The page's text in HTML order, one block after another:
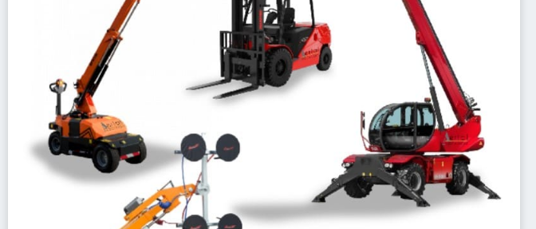
Solutions de manutention robustes et polyvalentes pour faciliter le déplacement et
la manipulation de matériaux sur vos chantiers. Nos chariots rotatifs, robots de pose,
palonniers, chariots télescopiques et chariots de transport sont spécialement
conçus pour optimiser la productivité et la sécurité de vos opérations, même dans
les environnements les plus exigeants. Grâce à leur technologie de pointe et à leur
conception ergonomique, nos engins de manutention vous permettent de travailler
avec une précision et une efficacité inégalées, réduisant ainsi les temps d'arrêt et
augmentant la rentabilité de vos projets. De plus, leur adaptabilité aux différentes
configurations de chantier vous offre une flexibilité maximale, garantissant que
chaque tâche est effectuée avec le plus haut niveau de sécurité et de
performance.